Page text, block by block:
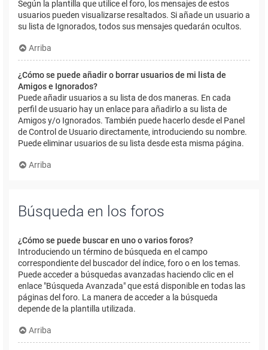
Según la plantilla que utilice el foro, los mensajes de estos
usuarios pueden visualizarse resaltados. Si añade un usuario a
su lista de Ignorados, todos sus mensajes quedarán ocultos.
Arriba
¿Cómo se puede añadir o borrar usuarios de mi lista de
Amigos e Ignorados?
Puede añadir usuarios a su lista de dos maneras. En cada
perfil de usuario hay un enlace para añadirlo a su lista de
Amigos y/o Ignorados. También puede hacerlo desde el Panel
de Control de Usuario directamente, introduciendo su nombre.
Puede eliminar usuarios de su lista desde esta misma página.
Arriba
Búsqueda en los foros
¿Cómo se puede buscar en uno o varios foros?
Introduciendo un término de búsqueda en el campo
correspondiente del buscador del índice, foro o en los temas.
Puede acceder a búsquedas avanzadas haciendo clic en el
enlace "Búsqueda Avanzada" que está disponible en todas las
páginas del foro. La manera de acceder a la búsqueda
depende de la plantilla utilizada.
Arriba